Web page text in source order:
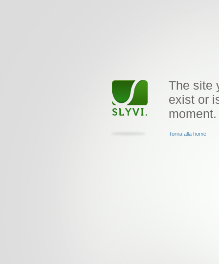
The site
exist or
moment.
Torna alla home